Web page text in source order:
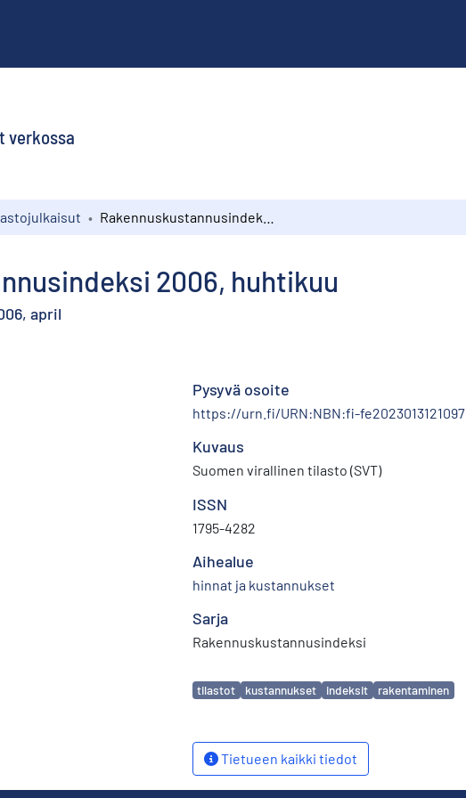
verkossa
2006, huhtikuu
april
Pysyvä osoite
https://urn.fi/URN:NBN:fi-fe2023013121097
Kuvaus
Suomen virallinen tilasto (SVT)
ISSN
1795-4282
Aihealue
hinnat ja kustannukset
Sarja
Rakennuskustannusindeksi
Avainsanat
tilastot kustannukset indeksit rakentaminen
Tietueen kaikki tiedot